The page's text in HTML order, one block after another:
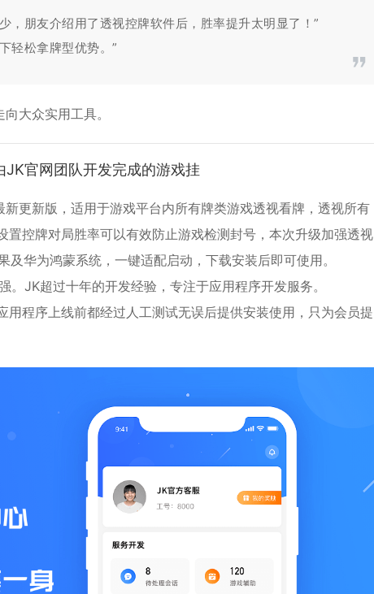
，朋友介绍用了透视控牌软件后，胜率提升太明显了！”
轻松拿牌型优势。”
大众实用工具。
官网团队开发完成的游戏挂
更新版，适用于游戏平台内所有牌类游戏透视看牌，透视所有
控牌对局胜率可以有效防止游戏检测封号，本次升级加强透视
华为鸿蒙系统，一键适配启动，下载安装后即可使用。
JK超过十年的开发经验，专注于应用程序开发服务。
程序上线前都经过人工测试无误后提供安装使用，只为会员提